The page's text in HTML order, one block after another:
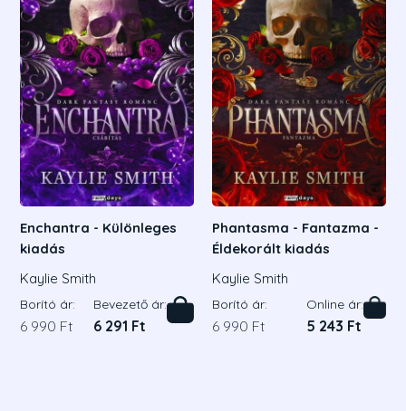
Enchantra - Különleges
kiadás
Kaylie Smith
Borító ár:
6 990 Ft
Bevezető ár:
6 291 Ft
Phantasma - Fantazma -
Éldekorált kiadás
Kaylie Smith
Borító ár:
6 990 Ft
Online ár:
5 243 Ft